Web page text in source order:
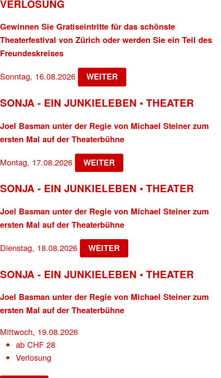
VERLOSUNG
Gewinnen Sie Gratiseintritte für das schönste
Theaterfestival von Zürich oder werden Sie ein Teil des
Freundeskreises
Sonntag, 16.08.2026 WEITER
SONJA - EIN JUNKIELEBEN • THEATER
Joel Basman unter der Regie von Michael Steiner zum
ersten Mal auf der Theaterbühne
Montag, 17.08.2026 WEITER
SONJA - EIN JUNKIELEBEN • THEATER
Joel Basman unter der Regie von Michael Steiner zum
ersten Mal auf der Theaterbühne
Dienstag, 18.08.2026 WEITER
SONJA - EIN JUNKIELEBEN • THEATER
Joel Basman unter der Regie von Michael Steiner zum
ersten Mal auf der Theaterbühne
Mittwoch, 19.08.2026
abCHF 28
Verlosung